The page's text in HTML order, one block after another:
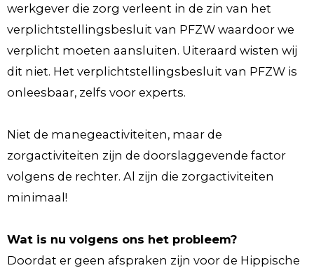
werkgever die zorg verleent in de zin van het
verplichtstellingsbesluit van PFZW waardoor we
verplicht moeten aansluiten. Uiteraard wisten wij
dit niet. Het verplichtstellingsbesluit van PFZW is
onleesbaar, zelfs voor experts.
Niet de manegeactiviteiten, maar de
zorgactiviteiten zijn de doorslaggevende factor
volgens de rechter. Al zijn die zorgactiviteiten
minimaal!
Wat is nu volgens ons het probleem?
Doordat er geen afspraken zijn voor de Hippische